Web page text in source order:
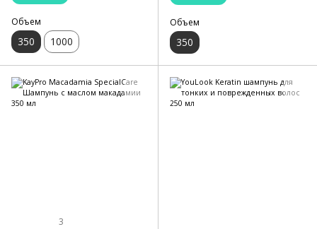
Объем
350 1000
Объем
350
3